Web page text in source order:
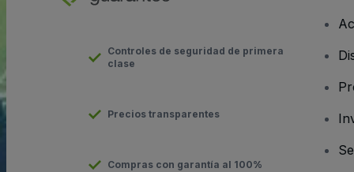
Controles de seguridad de primera
clase
Precios transparentes
Compras con garantía al 100%